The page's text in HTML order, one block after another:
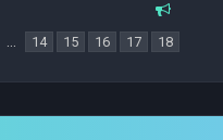
… 14 15 16 17 18